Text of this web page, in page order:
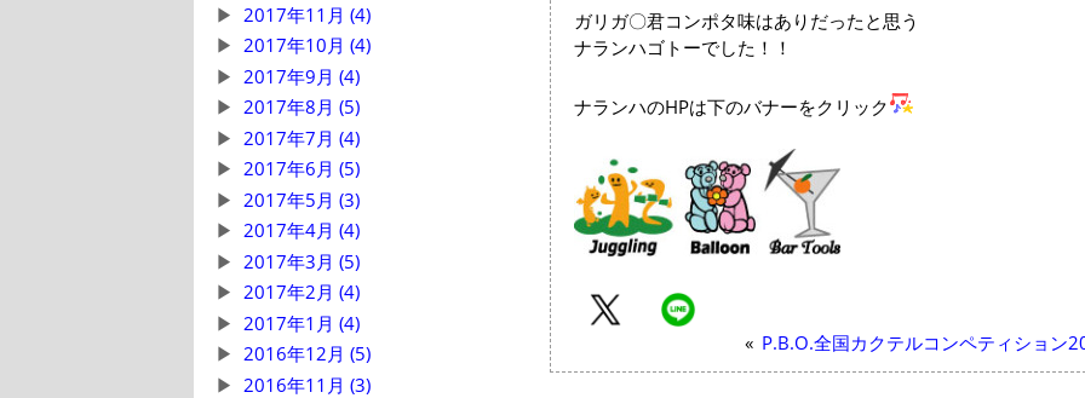
2017年11月 (4)
2017年10月 (4)
2017年9月 (4)
2017年8月 (5)
2017年7月 (4)
2017年6月 (5)
2017年5月 (3)
2017年4月 (4)
2017年3月 (5)
2017年2月 (4)
2017年1月 (4)
2016年12月 (5)
2016年11月 (3)
ガリガ〇君コンポタ味はありだったと思う
ナランハゴトーでした！！
ナランハのHPは下のバナーをクリック
« P.B.O.全国カクテルコンペティション